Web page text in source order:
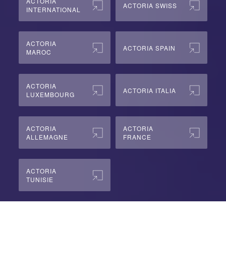
INTERNATIONAL
ACTORIA SWISS
ACTORIA
MAROC
ACTORIA SPAIN
ACTORIA
LUXEMBOURG
ACTORIA ITALIA
ACTORIA
ALLEMAGNE
ACTORIA
FRANCE
ACTORIA
TUNISIE